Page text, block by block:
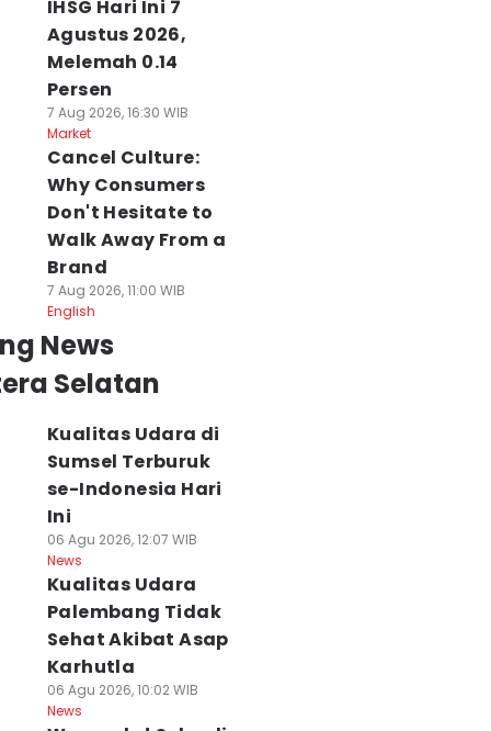
Pusri Bakal
Dokter
yang Ikut
Pasien
Agu 2026, 17:31 WIB
Tol Pulau Rimau
Tutup Lagi Saat
Terurai
IHSG Hari Ini 7
Agustus 2026,
Melemah 0.14
Persen
7 Aug 2026, 16:30 WIB
Market
Cancel Culture:
Why Consumers
Don't Hesitate to
Walk Away From a
Brand
7 Aug 2026, 11:00 WIB
English
News
Selatan
Kualitas Udara di
Sumsel Terburuk
se-Indonesia Hari
Ini
06 Agu 2026, 12:07 WIB
News
Kualitas Udara
Palembang Tidak
Sehat Akibat Asap
Karhutla
06 Agu 2026, 10:02 WIB
News